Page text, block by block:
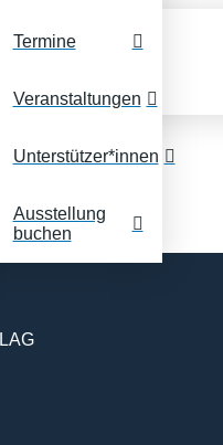
Termine
Veranstaltungen
Unterstützer*innen
Ausstellung
buchen